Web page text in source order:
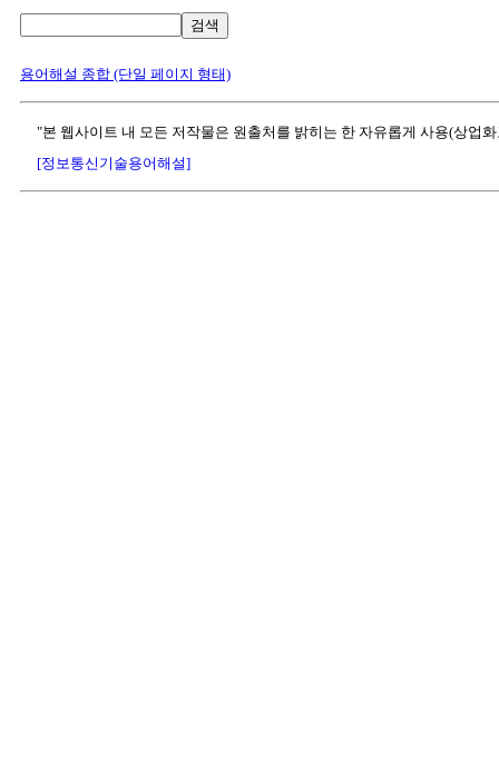
검색
용어해설 종합 (단일 페이지 형태)
"본 웹사이트 내 모든 저작물은 원출처를 밝히는 한 자유롭게 사용(상업
[정보통신기술용어해설]